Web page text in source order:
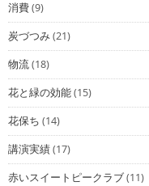
消費(9)
炭づつみ(21)
物流(18)
花と緑の効能(15)
花保ち (14)
講演実績(17)
赤いスイートピークラブ(11)